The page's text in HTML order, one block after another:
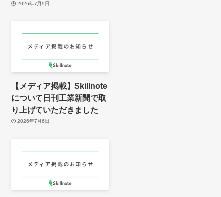
2026年7月9日
【メディア掲載】Skillnote
について日刊工業新聞で取
り上げていただきました
2026年7月6日